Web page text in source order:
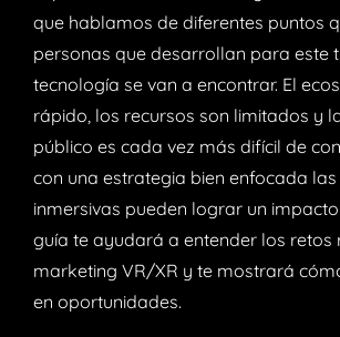
que hablamos de diferentes puntos
personas que desarrollan para este
tecnología se van a encontrar. El
rápido, los recursos son limitados y
público es cada vez más difícil de
con una estrategia bien enfocada las
inmersivas pueden lograr un
guía te ayudará a entender los retos
marketing VR/XR y te mostrará
en oportunidades.